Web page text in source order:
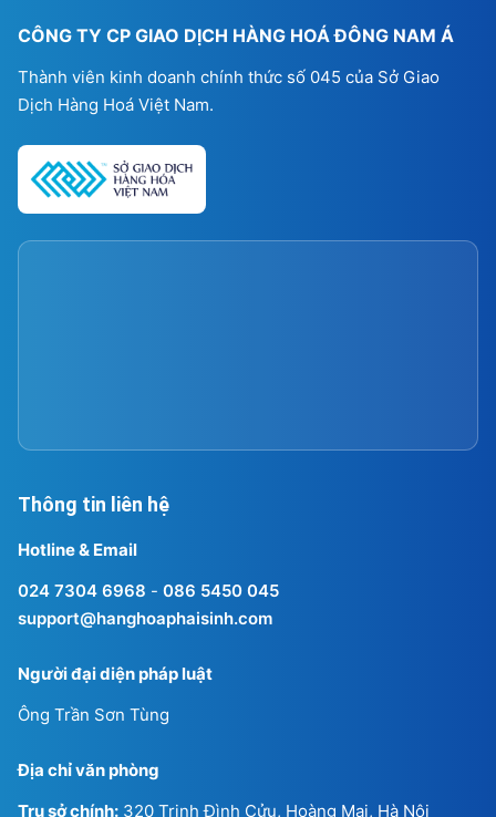
CÔNG TY CP GIAO DỊCH HÀNG HOÁ ĐÔNG NAM Á
Thành viên kinh doanh chính thức số 045 của Sở Giao
Dịch Hàng Hoá Việt Nam.
Thông tin liên hệ
Hotline & Email
024 7304 6968 - 086 5450 045
support@hanghoaphaisinh.com
Người đại diện pháp luật
Ông Trần Sơn Tùng
Địa chỉ văn phòng
Trụ sở chính: 320 Trịnh Đình Cửu, Hoàng Mai, Hà Nội